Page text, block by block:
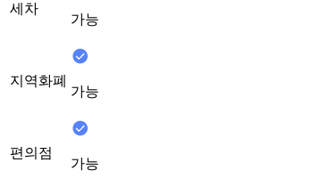
세차
가능
지역화폐
가능
편의점
가능